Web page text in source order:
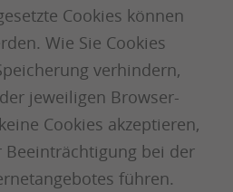
Cookies können
Wie Sie Cookies
verhindern,
jeweiligen Browser-
Cookies akzeptieren,
Beeinträchtigung bei der
führen.